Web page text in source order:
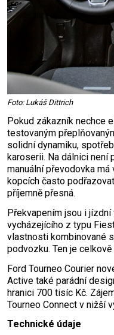
Foto: Lukáš Dittrich
Pokud zákazník nechce
testovaným
solidní dynamiku,
karoserii. Na dálnici není
manuální převodovka
kopcích často
příjemně přesná.
Překvapením jsou i
vycházejícího z typu
vlastnosti kombinované
podvozku. Ten je
Ford Tourneo Courier
Active také parádní
hranici 700 tisíc Kč.
Tourneo Connect v nižší
Technické údaje